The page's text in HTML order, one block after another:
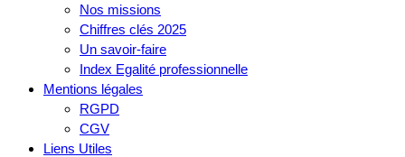
Nos missions
Chiffres clés 2025
Un savoir-faire
Index Egalité professionnelle
Mentions légales
RGPD
CGV
Liens Utiles